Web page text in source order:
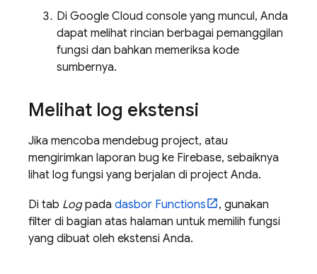
Di Google Cloud console yang muncul, Anda
dapat melihat rincian berbagai pemanggilan
fungsi dan bahkan memeriksa kode
sumbernya.
Melihat log ekstensi
Jika mencoba mendebug project, atau
mengirimkan laporan bug ke Firebase, sebaiknya
lihat log fungsi yang berjalan di project Anda.
Di tab Logpada dasbor Functions
, gunakan
filter di bagian atas halaman untuk memilih fungsi
yang dibuat oleh ekstensi Anda.